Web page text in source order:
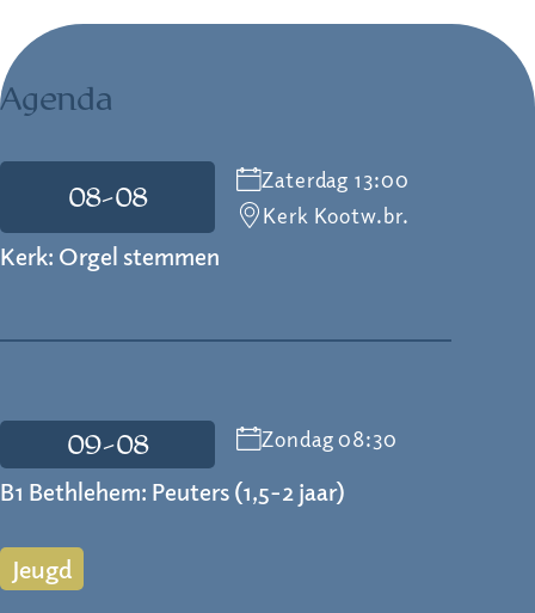
Agenda
08-08
Zaterdag 13:00
Kerk Kootw.br.
Kerk: Orgel stemmen
09-08 Zondag 08:30
B1 Bethlehem: Peuters (1,5-2 jaar)
Jeugd